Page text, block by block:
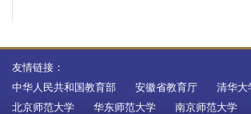
友情链接：
中华人民共和国教育部
安徽省教育厅 清华大
北京师范大学
华东师范大学 南京师范大学